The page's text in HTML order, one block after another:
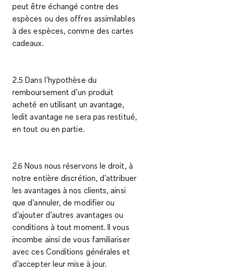
peut être échangé contre des
espèces ou des offres assimilables
à des espèces, comme des cartes
cadeaux.
2.5 Dans l’hypothèse du
remboursement d’un produit
acheté en utilisant un avantage,
ledit avantage ne sera pas restitué,
en tout ou en partie.
2.6 Nous nous réservons le droit, à
notre entière discrétion, d’attribuer
les avantages à nos clients, ainsi
que d’annuler, de modifier ou
d’ajouter d’autres avantages ou
conditions à tout moment. Il vous
incombe ainsi de vous familiariser
avec ces Conditions générales et
d’accepter leur mise à jour.